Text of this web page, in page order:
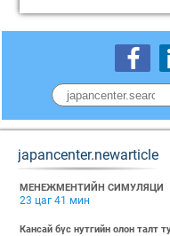
japancenter.newarticle
МЕНЕЖМЕНТИЙН СИМУЛЯЦИ
23 цаг 41 мин
Кансай бүс нутгийн олон талт